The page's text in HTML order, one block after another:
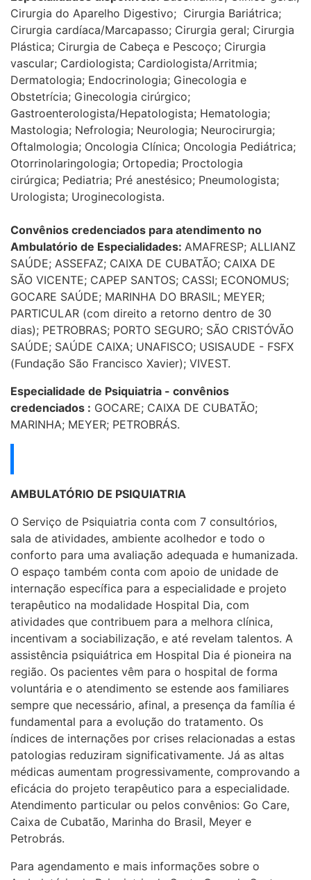
Cirurgia do Aparelho Digestivo; Cirurgia Bariátrica;
Cirurgia cardíaca/Marcapasso; Cirurgia geral; Cirurgia
Plástica; Cirurgia de Cabeça e Pescoço; Cirurgia
vascular; Cardiologista; Cardiologista/Arritmia;
Dermatologia; Endocrinologia; Ginecologia e
Obstetrícia; Ginecologia cirúrgico;
Gastroenterologista/Hepatologista; Hematologia;
Mastologia; Nefrologia; Neurologia; Neurocirurgia;
Oftalmologia; Oncologia Clínica; Oncologia Pediátrica;
Otorrinolaringologia; Ortopedia; Proctologia
cirúrgica; Pediatria; Pré anestésico; Pneumologista;
Urologista; Uroginecologista.
Convênios credenciados para atendimento no
Ambulatório de Especialidades: AMAFRESP; ALLIANZ
SAÚDE; ASSEFAZ; CAIXA DE CUBATÃO; CAIXA DE
SÃO VICENTE; CAPEP SANTOS; CASSI; ECONOMUS;
GOCARE SAÚDE; MARINHA DO BRASIL; MEYER;
PARTICULAR (com direito a retorno dentro de 30
dias); PETROBRAS; PORTO SEGURO; SÃO CRISTÓVÃO
SAÚDE; SAÚDE CAIXA; UNAFISCO; USISAUDE - FSFX
(Fundação São Francisco Xavier); VIVEST.
Especialidade de Psiquiatria - convênios
credenciados : GOCARE; CAIXA DE CUBATÃO;
MARINHA; MEYER; PETROBRÁS.
AMBULATÓRIO DE PSIQUIATRIA
O Serviço de Psiquiatria conta com 7 consultórios,
sala de atividades, ambiente acolhedor e todo o
conforto para uma avaliação adequada e humanizada.
O espaço também conta com apoio de unidade de
internação específica para a especialidade e projeto
terapêutico na modalidade Hospital Dia, com
atividades que contribuem para a melhora clínica,
incentivam a sociabilização, e até revelam talentos. A
assistência psiquiátrica em Hospital Dia é pioneira na
região. Os pacientes vêm para o hospital de forma
voluntária e o atendimento se estende aos familiares
sempre que necessário, afinal, a presença da família é
fundamental para a evolução do tratamento. Os
índices de internações por crises relacionadas a estas
patologias reduziram significativamente. Já as altas
médicas aumentam progressivamente, comprovando a
eficácia do projeto terapêutico para a especialidade.
Atendimento particular ou pelos convênios: Go Care,
Caixa de Cubatão, Marinha do Brasil, Meyer e
Petrobrás.
Para agendamento e mais informações sobre o